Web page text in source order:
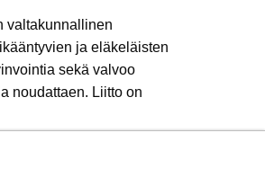
valtakunnallinen
ja eläkeläisten
sekä valvoo
noudattaen. Liitto on